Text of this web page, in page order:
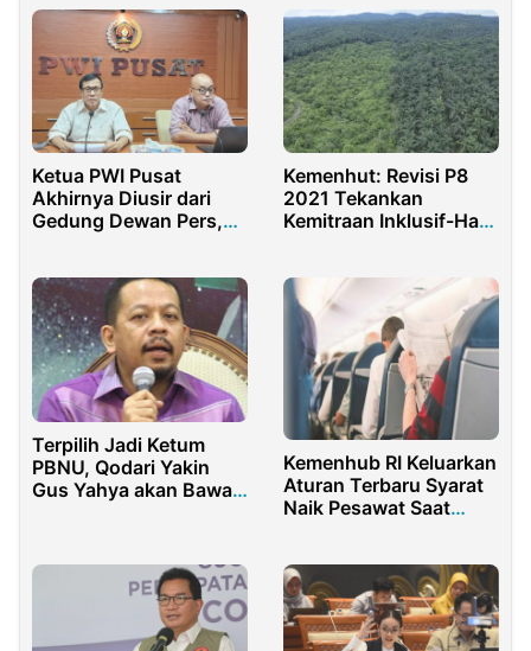
Ketua PWI Pusat
Akhirnya Diusir dari
Gedung Dewan Pers,
Kemenhut: Revisi P8
2021 Tekankan
Kemitraan Inklusif-Hak
Terpilih Jadi Ketum
PBNU, Qodari Yakin
Gus Yahya akan Bawa
Kemenhub RI Keluarkan
Aturan Terbaru Syarat
Naik Pesawat Saat